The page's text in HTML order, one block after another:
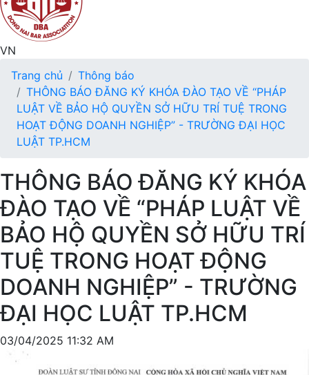
VN
Trang chủ
Thông báo
THÔNG BÁO ĐĂNG KÝ KHÓA ĐÀO TẠO VỀ “PHÁP
LUẬT VỀ BẢO HỘ QUYỀN SỞ HỮU TRÍ TUỆ TRONG
HOẠT ĐỘNG DOANH NGHIỆP” - TRƯỜNG ĐẠI HỌC
LUẬT TP.HCM
THÔNG BÁO ĐĂNG KÝ KHÓA
ĐÀO TẠO VỀ “PHÁP LUẬT VỀ
BẢO HỘ QUYỀN SỞ HỮU TRÍ
TUỆ TRONG HOẠT ĐỘNG
DOANH NGHIỆP” - TRƯỜNG
ĐẠI HỌC LUẬT TP.HCM
03/04/2025 11:32 AM